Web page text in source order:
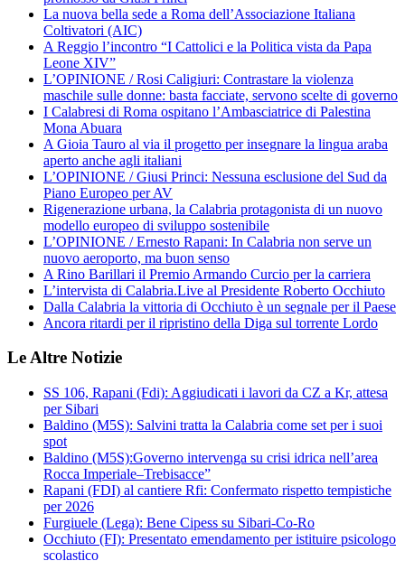
La nuova bella sede a Roma dell’Associazione Italiana
Coltivatori (AIC)
A Reggio l’incontro “I Cattolici e la Politica vista da Papa
Leone XIV”
L’OPINIONE / Rosi Caligiuri: Contrastare la violenza
maschile sulle donne: basta facciate, servono scelte di governo
I Calabresi di Roma ospitano l’Ambasciatrice di Palestina
Mona Abuara
A Gioia Tauro al via il progetto per insegnare la lingua araba
aperto anche agli italiani
L’OPINIONE / Giusi Princi: Nessuna esclusione del Sud da
Piano Europeo per AV
Rigenerazione urbana, la Calabria protagonista di un nuovo
modello europeo di sviluppo sostenibile
L’OPINIONE / Ernesto Rapani: In Calabria non serve un
nuovo aeroporto, ma buon senso
A Rino Barillari il Premio Armando Curcio per la carriera
L’intervista di Calabria.Live al Presidente Roberto Occhiuto
Dalla Calabria la vittoria di Occhiuto è un segnale per il Paese
Ancora ritardi per il ripristino della Diga sul torrente Lordo
Le Altre Notizie
SS 106, Rapani (Fdi): Aggiudicati i lavori da CZ a Kr, attesa
per Sibari
Baldino (M5S): Salvini tratta la Calabria come set per i suoi
spot
Baldino (M5S):Governo intervenga su crisi idrica nell’area
Rocca Imperiale–Trebisacce”
Rapani (FDI) al cantiere Rfi: Confermato rispetto tempistiche
per 2026
Furgiuele (Lega): Bene Cipess su Sibari-Co-Ro
Occhiuto (FI): Presentato emendamento per istituire psicologo
scolastico